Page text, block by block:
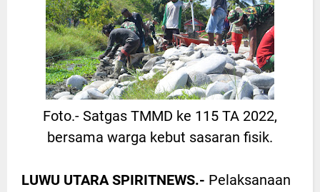
Foto.- Satgas TMMD ke 115 TA 2022,
bersama warga kebut sasaran fisik.
LUWU UTARA SPIRITNEWS.- Pelaksanaan